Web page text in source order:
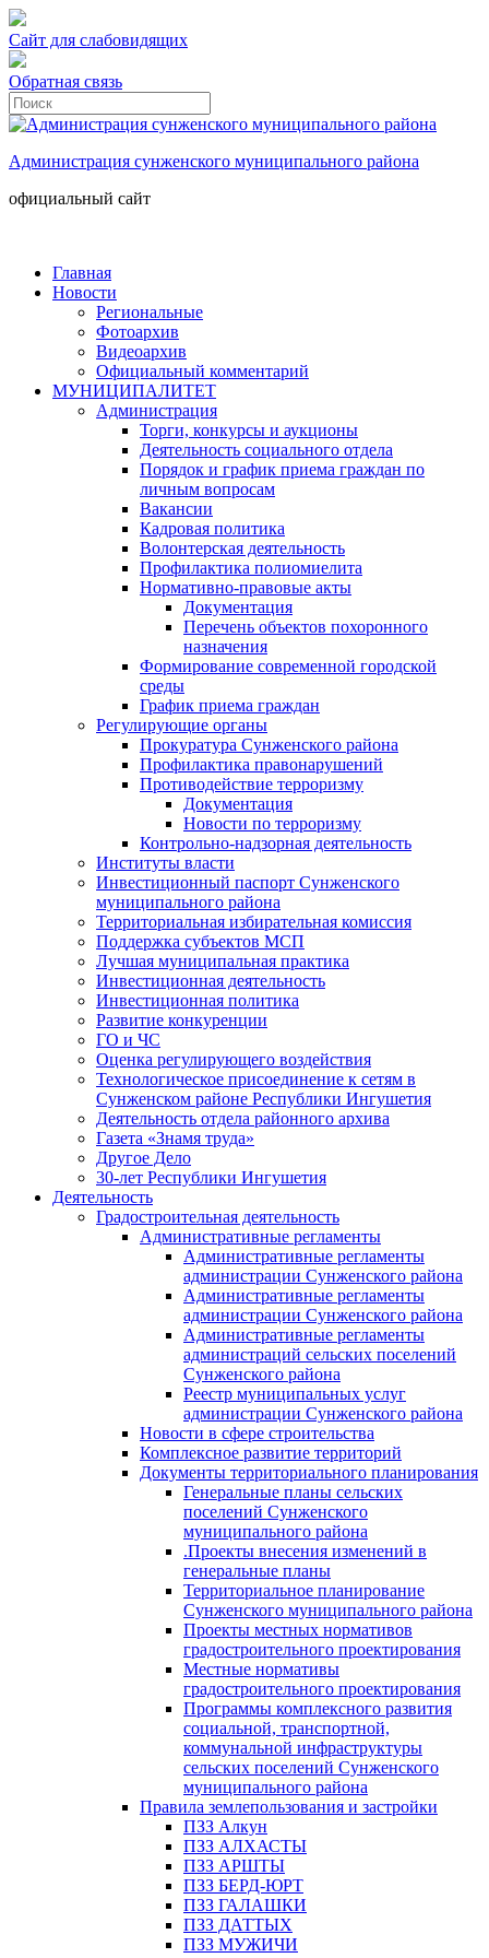
Сайт для слабовидящих
Обратная связь
Администрация сунженского муниципального района
официальный сайт
Главная
Новости
Региональные
Фотоархив
Видеоархив
Официальный комментарий
МУНИЦИПАЛИТЕТ
Администрация
Торги, конкурсы и аукционы
Деятельность социального отдела
Порядок и график приема граждан по
личным вопросам
Вакансии
Кадровая политика
Волонтерская деятельность
Профилактика полиомиелита
Нормативно-правовые акты
Документация
Перечень объектов похоронного
назначения
Формирование современной городской
среды
График приема граждан
Регулирующие органы
Прокуратура Сунженского района
Профилактика правонарушений
Противодействие терроризму
Документация
Новости по терроризму
Контрольно-надзорная деятельность
Институты власти
Инвестиционный паспорт Сунженского
муниципального района
Территориальная избирательная комиссия
Поддержка субъектов МСП
Лучшая муниципальная практика
Инвестиционная деятельность
Инвестиционная политика
Развитие конкуренции
ГО и ЧС
Оценка регулирующего воздействия
Технологическое присоединение к сетям в
Сунженском районе Республики Ингушетия
Деятельность отдела районного архива
Газета «Знамя труда»
Другое Дело
30-лет Республики Ингушетия
Деятельность
Градостроительная деятельность
Административные регламенты
Административные регламенты
администрации Сунженского района
Административные регламенты
администрации Сунженского района
Административные регламенты
администраций сельских поселений
Сунженского района
Реестр муниципальных услуг
администрации Сунженского района
Новости в сфере строительства
Комплексное развитие территорий
Документы территориального планирования
Генеральные планы сельских
поселений Сунженского
муниципального района
.Проекты внесения изменений в
генеральные планы
Территориальное планирование
Сунженского муниципального района
Проекты местных нормативов
градостроительного проектирования
Местные нормативы
градостроительного проектирования
Программы комплексного развития
социальной, транспортной,
коммунальной инфраструктуры
сельских поселений Сунженского
муниципального района
Правила землепользования и застройки
ПЗЗ Алкун
ПЗЗ АЛХАСТЫ
ПЗЗ АРШТЫ
ПЗЗ БЕРД-ЮРТ
ПЗЗ ГАЛАШКИ
ПЗЗ ДАТТЫХ
ПЗЗ МУЖИЧИ